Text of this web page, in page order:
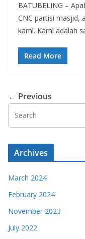
BATUBELING –
CNC partisi masjid,
kami. Kami adalah
Read More
← Previous
Archives
March 2024
February 2024
November 2023
July 2022